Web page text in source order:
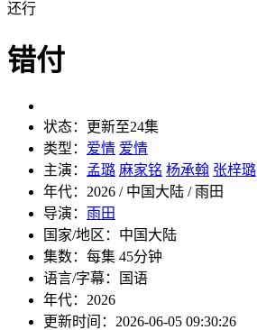
还行
错付
状态：
更新至24集
类型： 爱情 爱情
主演： 孟璐 麻家铭 杨承翰 张梓璐
年代： 2026 / 中国大陆 / 雨田
导演： 雨田
国家/地区： 中国大陆
集数： 每集 45分钟
语言/字幕：
国语
年代： 2026
更新时间： 2026-06-05 09:30:26